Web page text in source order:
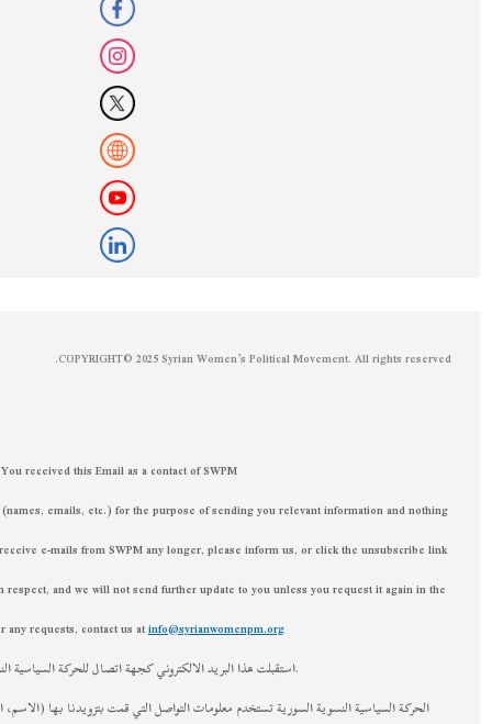
COPYRIGHT©️ 2025 Syrian
SWPM will only process the data we have (names, emails, etc.) for the purpose of
else. If you decide that you don’t want to receive e-mails from SWPM any longer,
below. We will treat your information with respect, and we will not send further update
future. For any requests, contact us at
البريد الالكتروني كجهة اتصال للحركة السياسية النسوية السورية
معلومات التواصل التي قمت بتزويدنا بها (الاسم، البريد الالكتروني، إلخ) فقط من أجل إرسال